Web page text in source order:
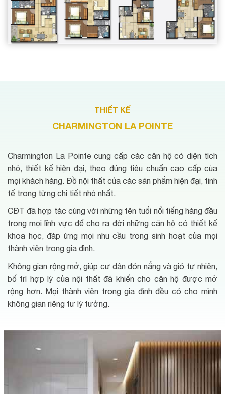
THIẾT KẾ
CHARMINGTON LA POINTE
Charmington La Pointe cung cấp các căn hộ có diện tích
nhỏ, thiết kế hiện đại, theo đúng tiêu chuẩn cao cấp của
mọi khách hàng. Đồ nội thất của các sản phẩm hiện đại, tinh
tế trong từng chi tiết nhỏ nhất.
CĐT đã hợp tác cùng với những tên tuổi nổi tiếng hàng đầu
trong mọi lĩnh vực để cho ra đời những căn hộ có thiết kế
khoa học, đáp ứng mọi nhu cầu trong sinh hoạt của mọi
thành viên trong gia đình.
Không gian rộng mở, giúp cư dân đón nắng và gió tự nhiên,
bố trí hợp lý của nội thất đã khiến cho căn hộ được mở
rộng hơn. Mọi thành viên trong gia đình đều có cho mình
không gian riêng tư lý tưởng.